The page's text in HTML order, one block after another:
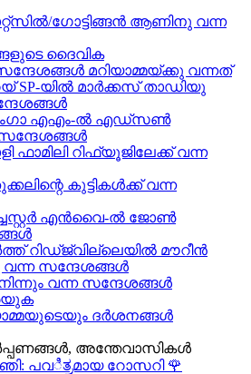
ഗോട്ടിങ്ങൻ ആണിനു വന്ന
ദൈവിക
മറിയാമ്മയ്ക്കു വന്നത്
SP-യിൽ മാർക്കസ് താഡിയു
എഎം-ൽ എഡ്സൺ
റിഫ്യൂജിലേക്ക് വന്ന
കുട്ടികള്‍ക്ക് വന്ന
എൻവൈ-ൽ ജോൺ
മൗറീൻ
സന്ദേശങ്ങള്‍
നിന്നും വന്ന സന്ദേശങ്ങൾ
ദർശനങ്ങൾ
അന്തേവാസികൾ
പവಿತ್ರമായ റോസറി 🌹